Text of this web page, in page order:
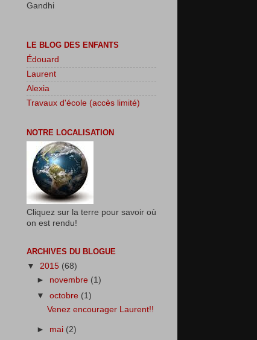
Gandhi
LE BLOG DES ENFANTS
Édouard
Laurent
Alexia
Travaux d'école (accès limité)
NOTRE LOCALISATION
Cliquez sur la terre pour savoir où
on est rendu!
ARCHIVES DU BLOGUE
▼ 2015 (68)
► novembre (1)
▼octobre (1)
Venez encourager Laurent!!
► mai (2)